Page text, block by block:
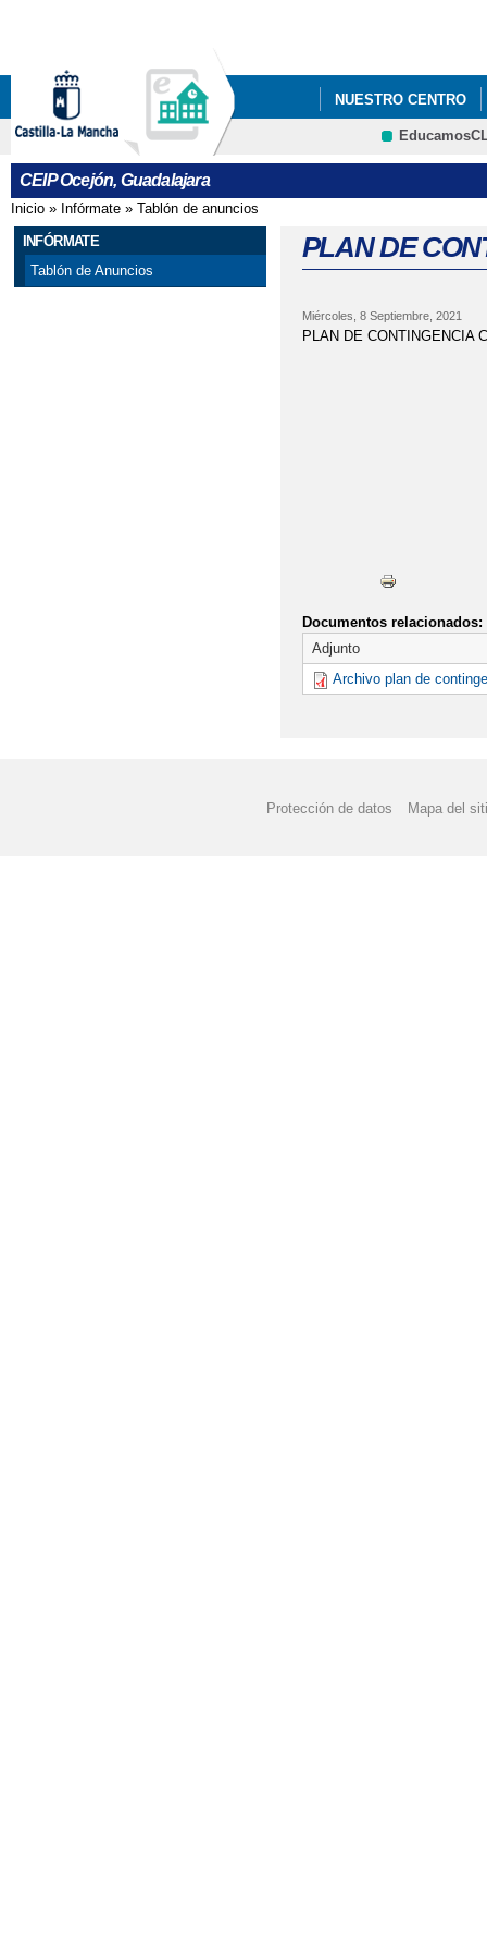
NUESTRO CENTRO
PLAN DE
CEIP Ocejón, Guadalajara
Se encuentra usted aquí
Inicio » Infórmate » Tablón de anuncios
INFÓRMATE
Tablón de Anuncios
PLAN DE
Miércoles, 8 Septiembre, 2021
PLAN DE CONTINGENCIA
Documentos relacionados:
Adjunto
Archivo plan de
Protección de datos Mapa del